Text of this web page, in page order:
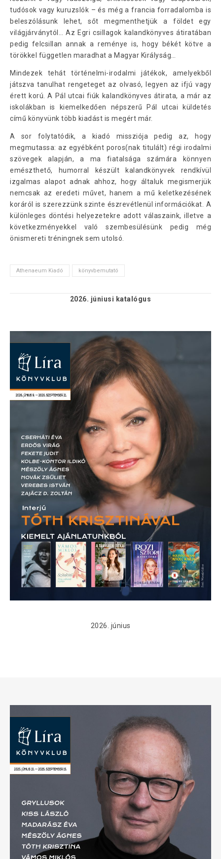
tudósok vagy kuruzslók – és még a francia forradalomba is
beleszólásunk lehet, sőt megmenthetjük a földet egy
világjárványtól… Az Egri csillagok kalandkönyves átiratában
pedig felcsillan annak a reménye is, hogy békét kötve a
törökkel független maradhat a Magyar Királyság…
Mindezek tehát történelmi-irodalmi játékok, amelyekből
játszva tanulhat rengeteget az olvasó, legyen az ifjú vagy
érett korú. A Pál utcai fiúk kalandkönyves átirata, a már az
iskolákban is kiemelkedően népszerű Pál utcai küldetés
című könyvünk több kiadást is megért már.
A sor folytatódik, a kiadó missziója pedig az, hogy
megmutassa: az egyébként poros(nak titulált) régi irodalmi
szövegek alapján, a ma fiatalsága számára könnyen
emészthető, humorral készült kalandkönyvek rendkívül
izgalmas alapot adnak ahhoz, hogy általuk megismerjük
nemcsak az eredeti művet, hanem a mű keletkezésének
koráról is szerezzünk szinte észrevétlenül információkat. A
különleges döntési helyezetekre adott válaszaink, illetve a
következményekkel való szembesülésünk pedig még
önismereti tréningnek sem utolsó.
Athenaeum Kiadó könyvbemutató
2026. júniusi katalógus
2026. június